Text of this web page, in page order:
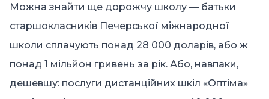
Можна знайти ще дорожчу школу — батьки
старшокласників Печерської міжнародної
школи сплачують понад 28 000 доларів, або ж
понад 1 мільйон гривень за рік. Або, навпаки,
дешевшу: послуги дистанційних шкіл «Оптіма»